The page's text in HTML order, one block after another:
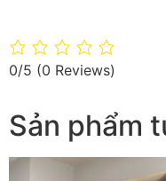
0/5 (0 Reviews)
Sản phẩm